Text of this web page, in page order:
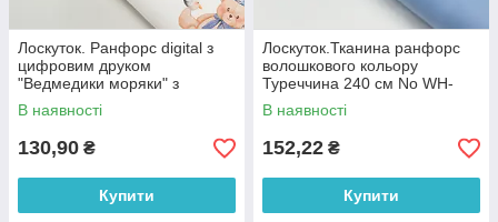
Лоскуток. Ранфорс digital з
цифровим друком
"Ведмедики моряки" з
маяками та компасами на
білому № РЦ - 3250, 70*240
см
В наявності
130,90 ₴
Купити
Лоскуток.Тканина ранфорс
волошкового кольору
Туреччина 240 см No WH-
0074-61, 61*240 см
В наявності
152,22 ₴
Купити